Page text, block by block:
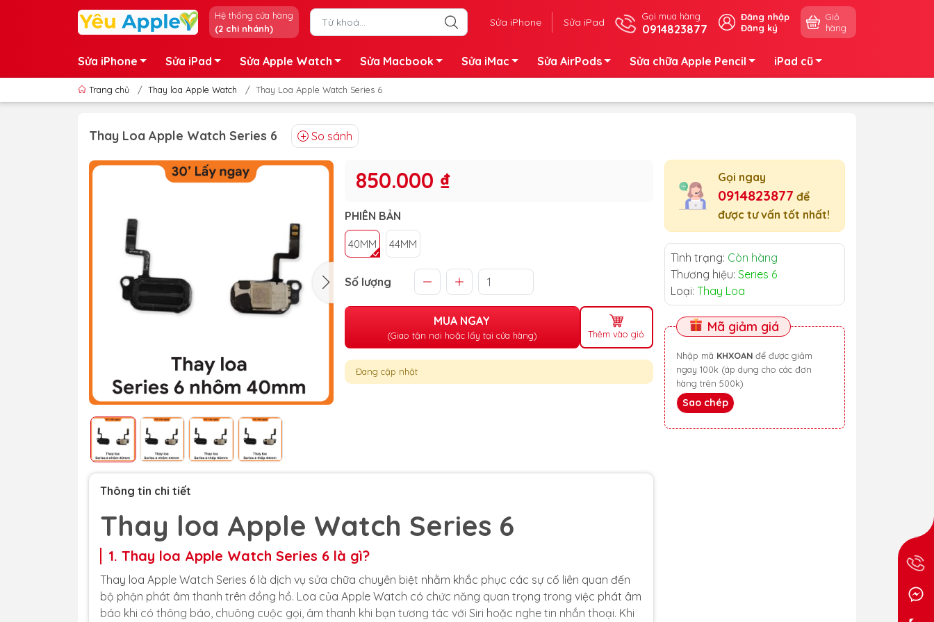
Hệ thống cửa hàng
(2 chi nhánh)
Sửa iPhone Sửa iPad Gọi mua hàng
0914823877
Đăng nhập
Đăng ký
Giỏ
hàng
Sửa iPhone Sửa iPad Sửa Apple Watch Sửa Macbook Sửa iMac Sửa AirPods Sửa chữa Apple Pencil iPad cũ
Trang chủ / Thay loa Apple Watch / Thay Loa Apple Watch Series 6
Thay Loa Apple Watch Series 6 So sánh
850.000 ₫
PHIÊN BẢN
40MM 44MM
Số lượng
MUA NGAY
(Giao tận nơi hoặc lấy tại cửa hàng) Thêm vào giỏ
Đang cập nhật
Gọi ngay
0914823877 để
được tư vấn tốt nhất!
Tình trạng: Còn hàng
Thương hiệu: Series 6
Loại: Thay Loa
Mã giảm giá
Nhập mã KHXOAN
ngay 100k (áp dụng cho các đơn
hàng trên 500k)
Sao chép
Thông tin chi tiết
Thay loa Apple Watch Series 6
1. Thay loa Apple Watch Series 6 là gì?
Thay loa Apple Watch Series 6 là dịch vụ sửa chữa chuyên biệt nhằm khắc phục các sự cố liên quan đến
bộ phận phát âm thanh trên đồng hồ. Loa của Apple Watch có chức năng quan trọng trong việc phát âm
báo khi có thông báo, chuông cuộc gọi, âm thanh khi bạn tương tác với Siri hoặc nghe tin nhắn thoại. Khi